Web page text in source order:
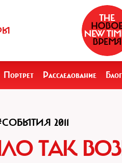
Портрет Расследование
2011
ТАК